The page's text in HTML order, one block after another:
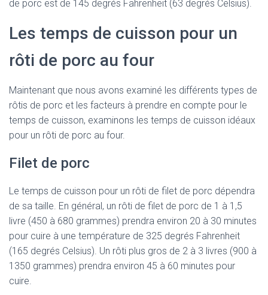
de porc est de 145 degrés Fahrenheit (63 degrés Celsius).
Les temps de cuisson pour un
rôti de porc au four
Maintenant que nous avons examiné les différents types de
rôtis de porc et les facteurs à prendre en compte pour le
temps de cuisson, examinons les temps de cuisson idéaux
pour un rôti de porc au four.
Filet de porc
Le temps de cuisson pour un rôti de filet de porc dépendra
de sa taille. En général, un rôti de filet de porc de 1 à 1,5
livre (450 à 680 grammes) prendra environ 20 à 30 minutes
pour cuire à une température de 325 degrés Fahrenheit
(165 degrés Celsius). Un rôti plus gros de 2 à 3 livres (900 à
1350 grammes) prendra environ 45 à 60 minutes pour
cuire.